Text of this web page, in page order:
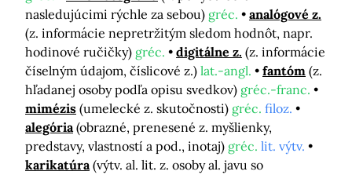
nasledujúcimi rýchle za sebou) gréc.
analógové z.
(z. informácie nepretržitým sledom hodnôt, napr.
hodinové ručičky) gréc. digitálne z. (z. informácie
číselným údajom, číslicové z.) lat.-angl. fantóm (z.
hľadanej osoby podľa opisu svedkov) gréc.-franc.
mimézis (umelecké z. skutočnosti) gréc. filoz.
alegória (obrazné, prenesené z. myšlienky,
predstavy, vlastností a pod., inotaj) gréc. lit. výtv.
karikatúra (výtv. al. lit. z. osoby al. javu so